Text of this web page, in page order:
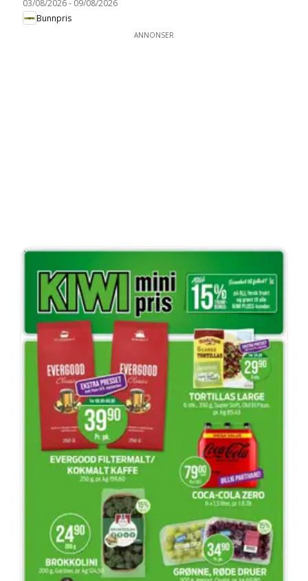
03/08/2026- 09/08/2026
Bunnpris
ANNONSER